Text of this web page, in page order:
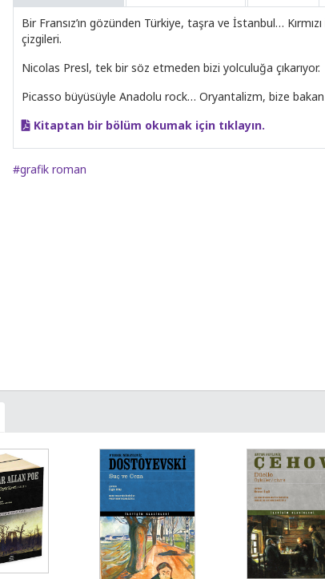
Bir Fransız’ın gözünden Türkiye, taşra ve İstanbul…
çizgileri.
Nicolas Presl, tek bir söz etmeden bizi yolculuğa çıkarıyor.
Picasso büyüsüyle Anadolu rock… Oryantalizm, bize
Kitaptan bir bölüm okumak için tıklayın.
#grafik roman